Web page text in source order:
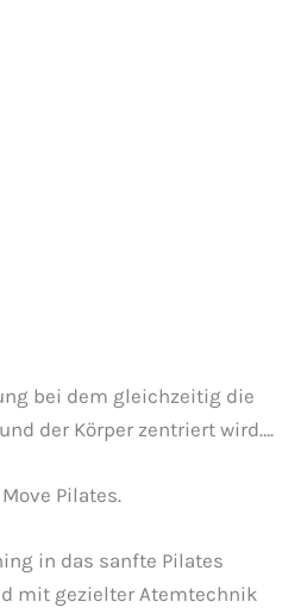
bei dem gleichzeitig die
der Körper zentriert wird….
Pilates.
in das sanfte Pilates
mit gezielter Atemtechnik